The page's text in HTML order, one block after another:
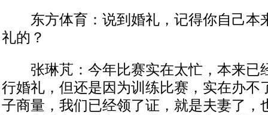
东方体育：说到婚礼，记得你自己本
礼的？
张琳芃：今年比赛实在太忙，本来已
行婚礼，但还是因为训练比赛，实在办不
子商量，我们已经领了证，就是夫妻了，